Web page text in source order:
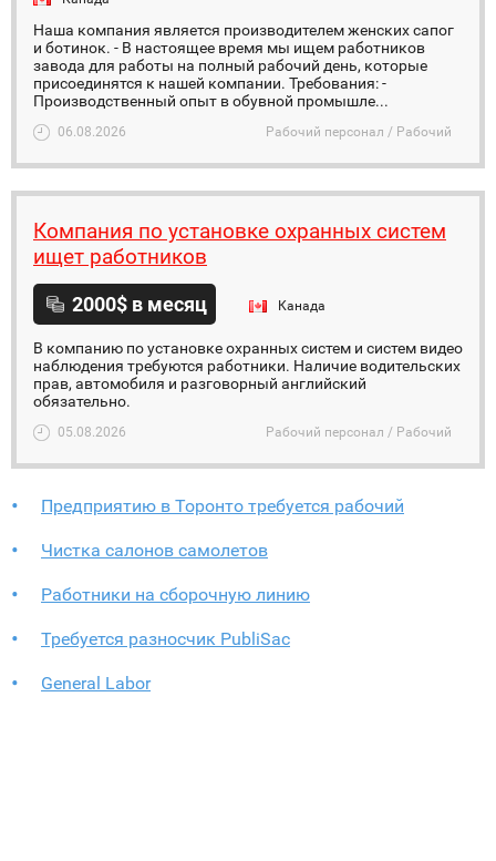
Наша компания является производителем женских сапог
и ботинок. - В настоящее время мы ищем работников
завода для работы на полный рабочий день, которые
присоединятся к нашей компании. Требования: -
Производственный опыт в обувной промышле...
06.08.2026 Рабочий персонал / Рабочий
Компания по установке охранных систем
ищет работников
2000$ в месяц Канада
В компанию по установке охранных систем и систем видео
наблюдения требуются работники. Наличие водительских
прав, автомобиля и разговорный английский
обязательно.
05.08.2026 Рабочий персонал / Рабочий
Предприятию в Торонто требуется рабочий
Чистка салонов самолетов
Работники на сборочную линию
Требуется разносчик PubliSac
General Labor